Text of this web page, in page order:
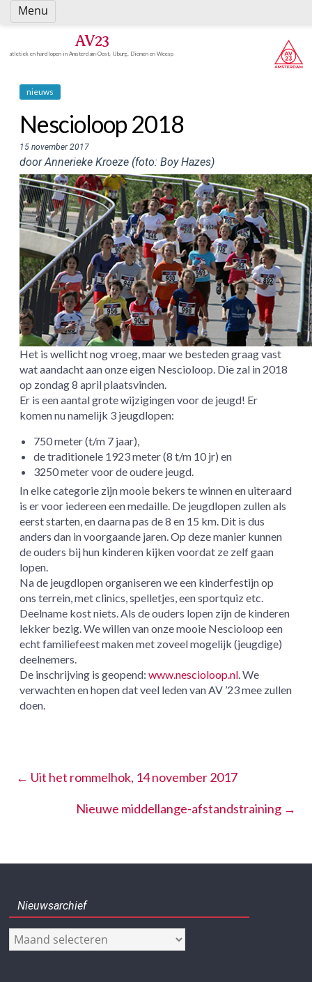
Spring
naar
AV23
atletiek en hardlopen in Amsterdam-Oost, IJburg, Diemen en Weesp
nieuws
Nescioloop 2018
15 november 2017
door Annerieke Kroeze (foto: Boy Hazes)
Het is wellicht nog vroeg, maar we besteden graag vast
wat aandacht aan onze eigen Nescioloop. Die zal in 2018
op zondag 8 april plaatsvinden.
Er is een aantal grote wijzigingen voor de jeugd! Er
komen nu namelijk 3 jeugdlopen:
750 meter (t/m 7 jaar),
de traditionele 1923 meter (8 t/m 10 jr) en
3250 meter voor de oudere jeugd.
In elke categorie zijn mooie bekers te winnen en uiteraard
is er voor iedereen een medaille. De jeugdlopen zullen als
eerst starten, en daarna pas de 8 en 15 km. Dit is dus
anders dan in voorgaande jaren. Op deze manier kunnen
de ouders bij hun kinderen kijken voordat ze zelf gaan
lopen.
Na de jeugdlopen organiseren we een kinderfestijn op
ons terrein, met clinics, spelletjes, een sportquiz etc.
Deelname kost niets. Als de ouders lopen zijn de kinderen
lekker bezig. We willen van onze mooie Nescioloop een
echt familiefeest maken met zoveel mogelijk (jeugdige)
deelnemers.
De inschrijving is geopend:www.nescioloop.nl. We
verwachten en hopen dat veel leden van AV ’23 mee zullen
doen.
← Uit het rommelhok, 14 november 2017
Nieuwe middellange-afstandstraining →
Nieuwsarchief
Nieuwsarchief
Menu